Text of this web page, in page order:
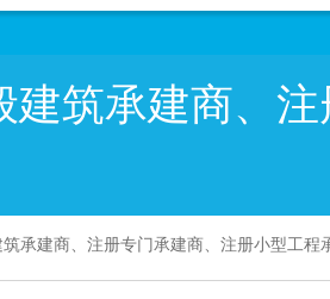
筑承建商、
承建商、注册专门承建商、注册小型工程